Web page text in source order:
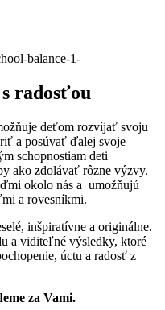
radosťou
deťom rozvíjať svoju
a posúvať ďalej svoje
schopnostiam deti
ako zdolávať rôzne výzvy.
okolo nás a umožňujú
a rovesníkmi.
inšpiratívne a originálne.
a viditeľné výsledky, ktoré
úctu a radosť z
za Vami.